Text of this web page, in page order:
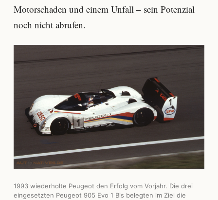
Motorschaden und einem Unfall – sein Potenzial
noch nicht abrufen.
1993 wiederholte Peugeot den Erfolg vom Vorjahr. Die drei
eingesetzten Peugeot 905 Evo 1 Bis belegten im Ziel die